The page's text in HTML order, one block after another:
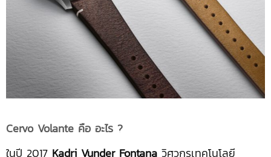
Cervo Volante คือ อะไร ?
ในปี 2017 Kadri Vunder Fontana วิศวกรเทคโนโลยี